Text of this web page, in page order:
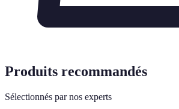
Produits recommandés
Sélectionnés par nos experts